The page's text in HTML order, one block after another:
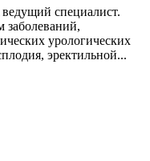
ведущий специалист.
заболеваний,
урологических
эректильной...